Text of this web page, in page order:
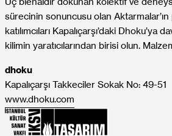
Üç bienaldir dokunan kolektif ve
sürecinin sonuncusu olan
katılımcıları Kapalıçarşı’daki Dhoku’ya
kilimin yaratıcılarından birisi olun.
dhoku
Kapalıçarşı Takkeciler Sokak No: 49-51
www.dhoku.com